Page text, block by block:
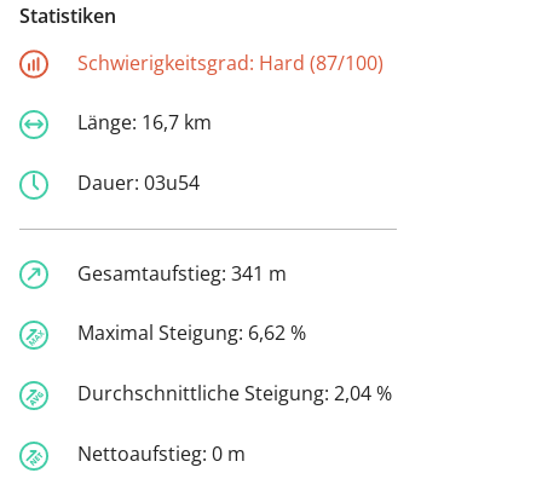
Statistiken
Schwierigkeitsgrad: Hard (87/100)
Länge: 16,7 km
Dauer: 03u54
Gesamtaufstieg: 341 m
Maximal Steigung: 6,62 %
Durchschnittliche Steigung: 2,04 %
Nettoaufstieg: 0 m